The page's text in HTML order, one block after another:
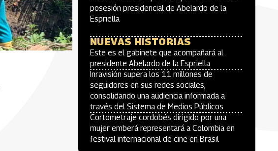
posesión presidencial de Abelardo de la
Espriella
NUEVAS HISTORIAS
Este es el gabinete que acompañará al
presidente Abelardo de la Espriella
Inravisión supera los 11 millones de
seguidores en sus redes sociales,
consolidando una audiencia informada a
través del Sistema de Medios Públicos
Cortometraje cordobés dirigido por una
mujer emberá representará a Colombia en
festival internacional de cine en Brasil